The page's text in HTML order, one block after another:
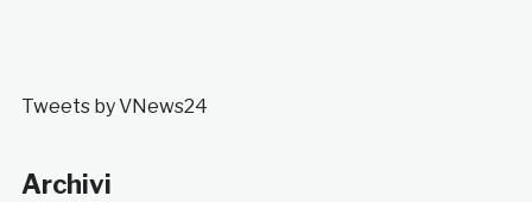
Tweets by VNews24
Archivi